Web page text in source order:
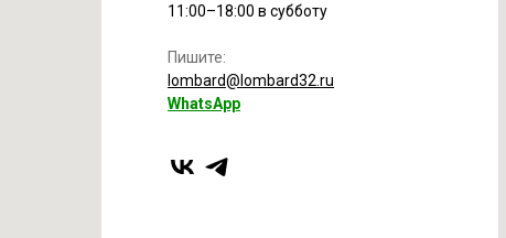
11:00–18:00 в субботу
Пишите:
lombard@lombard32.ru
WhatsApp